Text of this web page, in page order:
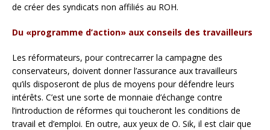
de créer des syndicats non affiliés au ROH.
Du «programme d’action» aux conseils des travailleurs
Les réformateurs, pour contrecarrer la campagne des
conservateurs, doivent donner l’assurance aux travailleurs
qu’ils disposeront de plus de moyens pour défendre leurs
intérêts. C’est une sorte de monnaie d’échange contre
l’introduction de réformes qui toucheront les conditions de
travail et d’emploi. En outre, aux yeux de O. Sik, il est clair que